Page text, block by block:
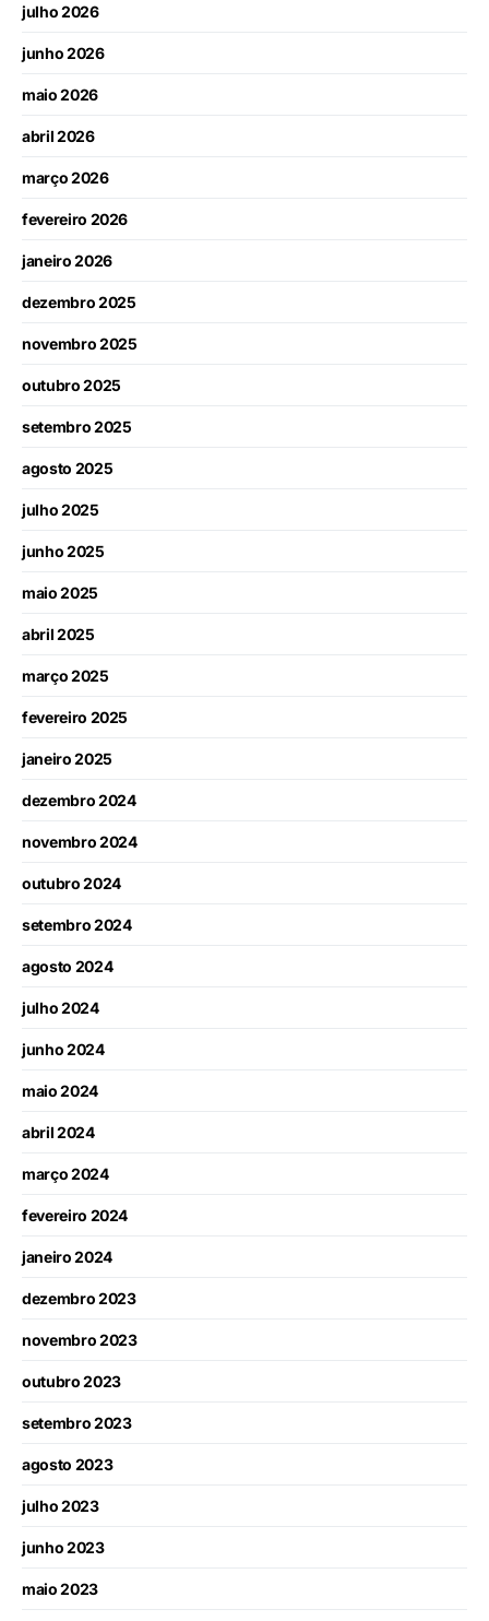
julho 2026
junho 2026
maio 2026
abril 2026
março 2026
fevereiro 2026
janeiro 2026
dezembro 2025
novembro 2025
outubro 2025
setembro 2025
agosto 2025
julho 2025
junho 2025
maio 2025
abril 2025
março 2025
fevereiro 2025
janeiro 2025
dezembro 2024
novembro 2024
outubro 2024
setembro 2024
agosto 2024
julho 2024
junho 2024
maio 2024
abril 2024
março 2024
fevereiro 2024
janeiro 2024
dezembro 2023
novembro 2023
outubro 2023
setembro 2023
agosto 2023
julho 2023
junho 2023
maio 2023